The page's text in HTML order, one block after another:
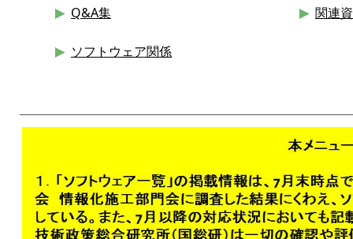
Q&A集 関連
ソフトウェア関係